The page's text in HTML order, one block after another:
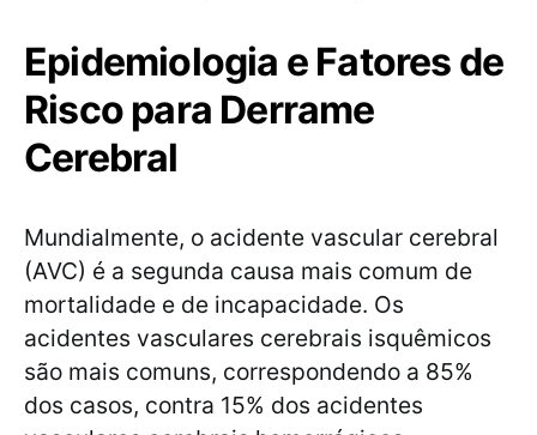
Epidemiologia e Fatores de
Risco para Derrame
Cerebral
Mundialmente, o acidente vascular cerebral
(AVC) é a segunda causa mais comum de
mortalidade e de incapacidade. Os
acidentes vasculares cerebrais isquêmicos
são mais comuns, correspondendo a 85%
dos casos, contra 15% dos acidentes